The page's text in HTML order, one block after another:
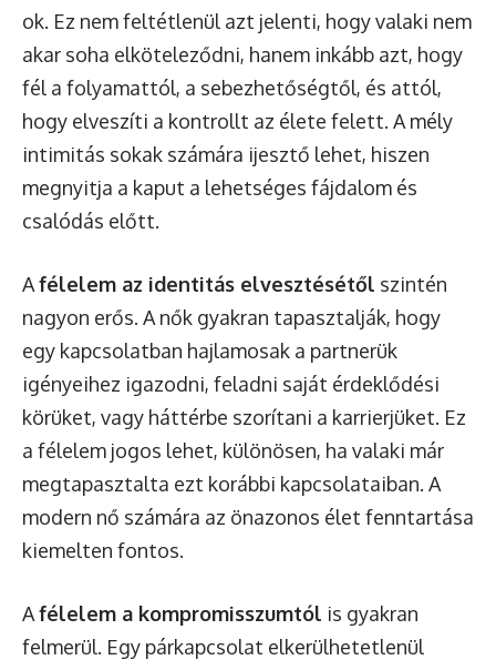
ok. Ez nem feltétlenül azt jelenti, hogy valaki nem
akar soha elköteleződni, hanem inkább azt, hogy
fél a folyamattól, a sebezhetőségtől, és attól,
hogy elveszíti a kontrollt az élete felett. A mély
intimitás sokak számára ijesztő lehet, hiszen
megnyitja a kaput a lehetséges fájdalom és
csalódás előtt.
Afélelem az identitás elvesztésétől szintén
nagyon erős. A nők gyakran tapasztalják, hogy
egy kapcsolatban hajlamosak a partnerük
igényeihez igazodni, feladni saját érdeklődési
körüket, vagy háttérbe szorítani a karrierjüket. Ez
a félelem jogos lehet, különösen, ha valaki már
megtapasztalta ezt korábbi kapcsolataiban. A
modern nő számára az önazonos élet fenntartása
kiemelten fontos.
Afélelem a kompromisszumtól is gyakran
felmerül. Egy párkapcsolat elkerülhetetlenül